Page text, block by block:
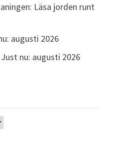
Läsa jorden runt
augusti 2026
Just nu: augusti 2026